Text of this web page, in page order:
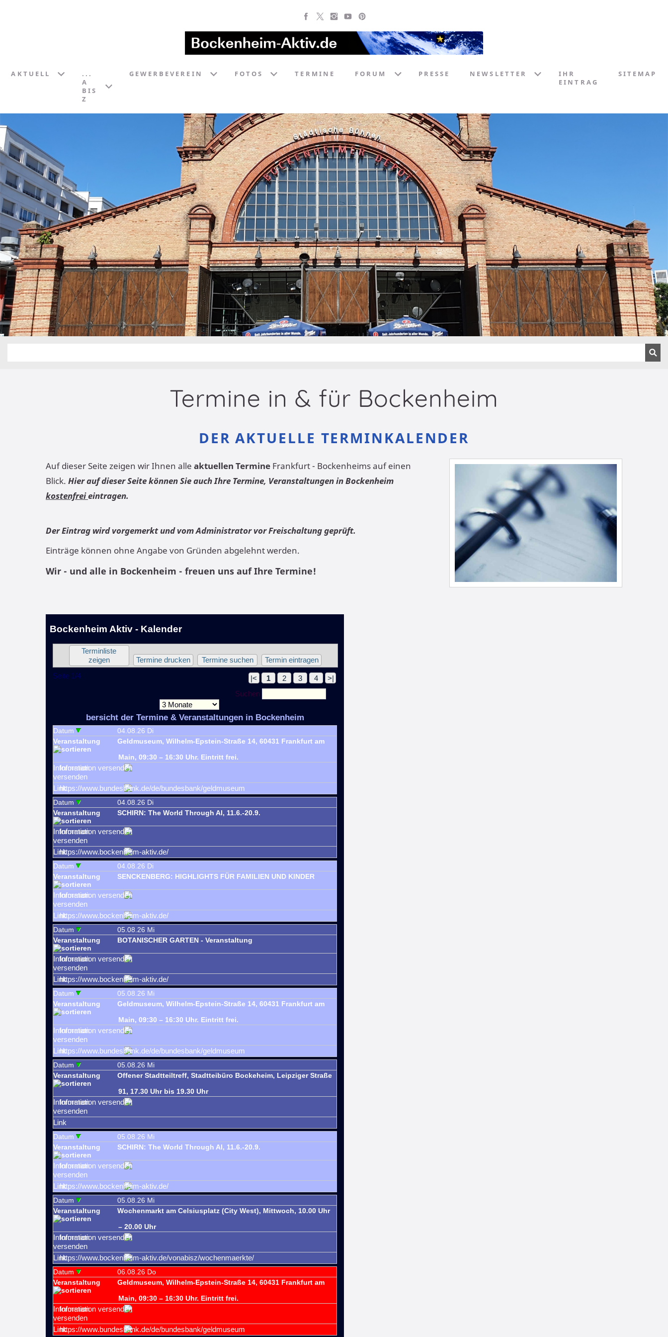
AKTUELL
...
A
BIS
Z
GEWERBEVEREIN FOTOS TERMINE FORUM PRESSE NEWSLETTER
IHR
EINTRAG
SITEMAP
Termine in & für Bockenheim
DER AKTUELLE TERMINKALENDER
Auf dieser Seite zeigen wir Ihnen alle aktuellen Termine Frankfurt - Bockenheims auf einen
Blick. Hier auf dieser Seite können Sie auch Ihre Termine, Veranstaltungen in Bockenheim
kostenfreieintragen.
Der Eintrag wird vorgemerkt und vom Administrator vor Freischaltung geprüft.
Einträge können ohne Angabe von Gründen abgelehnt werden.
Wir - und alle in Bockenheim - freuen uns auf Ihre Termine!